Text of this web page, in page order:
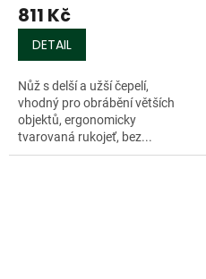
811 Kč
DETAIL
Nůž s delší a užší čepelí,
vhodný pro obrábění větších
objektů, ergonomicky
tvarovaná rukojeť, bez...